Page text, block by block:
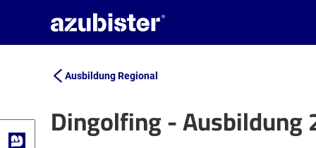
Ausbildung Regional
Dingolfing - Ausbildung